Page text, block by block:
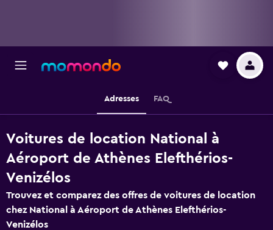
Adresses FAQ
Voitures de location National à
Aéroport de Athènes Elefthérios-
Venizélos
Trouvez et comparez des offres de voitures de location
chez National à Aéroport de Athènes Elefthérios-
Venizélos